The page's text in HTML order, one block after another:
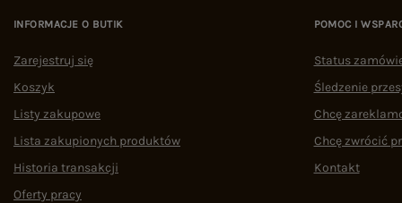
INFORMACJE O BUTIK
Zarejestruj się
Koszyk
Listy zakupowe
Lista zakupionych produktów
Historia transakcji
Oferty pracy
POMOC I
Status
Śledzenie
Chcę
Chcę zwrócić
Kontakt